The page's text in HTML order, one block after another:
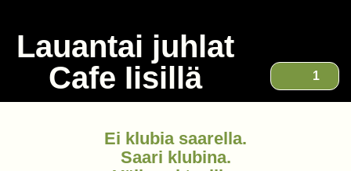
Lauantai juhlat
Cafe Iisillä
1
Ei klubia saarella.
Saari klubina.